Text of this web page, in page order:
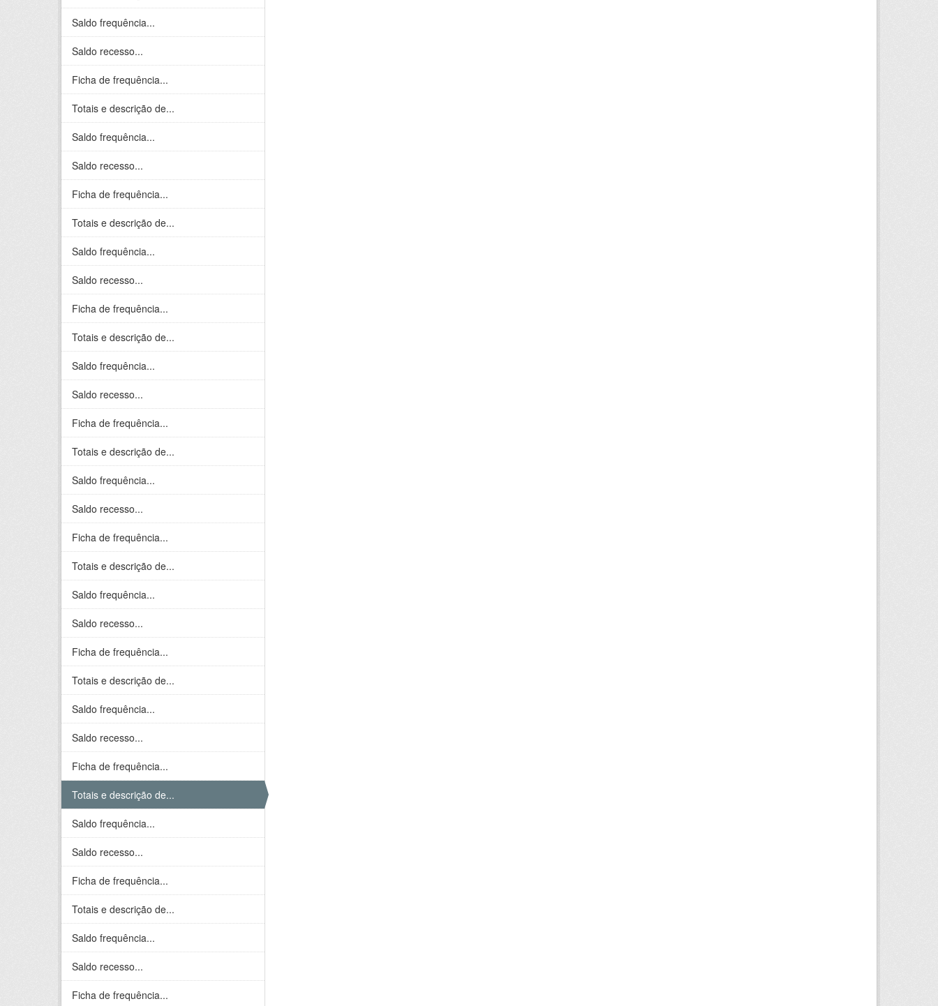
Saldo frequência...
Saldo recesso...
Ficha de frequência...
Totais e descrição de...
Saldo frequência...
Saldo recesso...
Ficha de frequência...
Totais e descrição de...
Saldo frequência...
Saldo recesso...
Ficha de frequência...
Totais e descrição de...
Saldo frequência...
Saldo recesso...
Ficha de frequência...
Totais e descrição de...
Saldo frequência...
Saldo recesso...
Ficha de frequência...
Totais e descrição de...
Saldo frequência...
Saldo recesso...
Ficha de frequência...
Totais e descrição de...
Saldo frequência...
Saldo recesso...
Ficha de frequência...
Totais e descrição de...
Saldo frequência...
Saldo recesso...
Ficha de frequência...
Totais e descrição de...
Saldo frequência...
Saldo recesso...
Ficha de frequência...